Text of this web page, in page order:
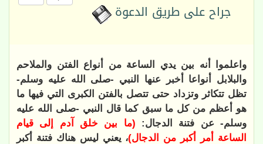
جراح على طريق الدعوة
واعلموا أنه بين يدي الساعة من أنواع الفتن والملاحم
والبلابل أنواعا أخبر عنها النبي -صلى الله عليه وسلم-
تظل تتكاثر وتزداد حتى تتصل بالفتن الكبرى التي فيها ما
هو أعظم من كل ما سبق كما قال النبي -صلى الله عليه
وسلم- عن فتنة الدجال: (ما بين خلق آدم إلى قيام
الساعة أمر أكبر من الدجال)، يعني ليس هناك فتنة أكبر